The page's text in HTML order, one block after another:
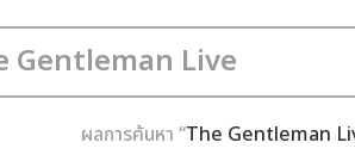
ผลการค้นหา “The Gentleman